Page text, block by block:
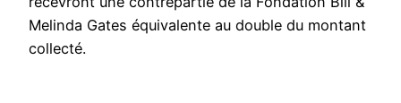
Melinda Gates équivalente au double du montant
collecté.